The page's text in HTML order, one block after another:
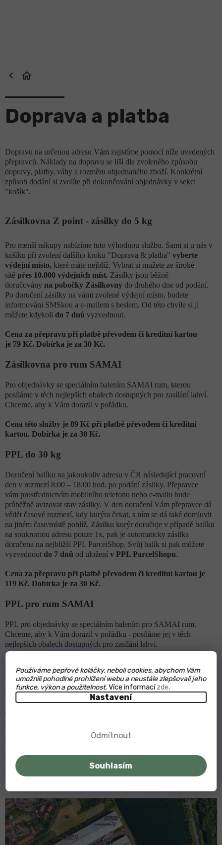
Používáme pepřové koláčky, neboli cookies, abychom Vám
umožnili pohodlné prohlížení webu a neustále zlepšovali jeho
funkce, výkon a použitelnost.Více informacízde.
Nastavení
Odmítnout
Souhlasím
Doprava a platba
Dopravu na určenou adresu Vám zajistíme pomocí níže uvedených
přepravců. Náklady na dopravu se liší dle zvoleného způsobu
dopravy, platby, váhy a rozměru objednaného zboží. Konkrétní
způsob dodání si zvolíte při dokončování objednávky v sekci
"košík".
Zásilkovna Z point - zásilky do 5 kg
Pro menší nákupy nabízíme tuto výhodnou službu. Sami si u nás v
košíku při zvolení dalšího kroku "Doprava & platba" vyberte
výdejní místo, které máte nejblíž. Vybrat si mužete ze široké
sítě přes 10.000 výdejních míst. Zásilky jsou běžně
doručovány na pobočky Zásilkovny do druhého dne od podání.
Po doručení zásilky na vámi zvolené výdejní místo, budete
informováni SMSkou a e-mailem s heslem. Od této chvíle si ji
můžete kdykoli do 7 dnů vyzvednout.
Cena za přepravu při platbě převodem či kreditní kartou
je 79 Kč. Dobírka je za 30 Kč.
Zásilkovna pro rum SAMAI
Pro objednávky se speciálním balením SAMAI rum, kterou
posíláme v těch nejlepších obalech dostupných pro zasílání lahví.
Chceme, aby k Vám dorazil v pořádku.
Cena této služby je 89 Kč při platbě převodem či kreditní
kartou. Dobírka je za 30 Kč.
PPL do 30 kg
Doručení balíku na jakoukoliv adresu v ČR následující pracovní
den v rozmezí 8:00 – 18:00 hod. po podání zásilky. Přepravce
vám prostřednictvím mobilního telefonu nebo e-mailu bude
průběžně avizovat stav zásilky. V den doručení Vám přepravce dá
vědět časové rozmezí, kdy kurýra čekat, s ním se dá také domluvit
na jiném čase/místě poblíž. Zásilku kurýr doručuje v případě balíku
na soukromou adresu pouze 1x, pak je automaticky zásilka
doručena na nejbližší PPL ParcelShop. Svůj balík si pak můžete
vyzvednout do 7 dnů od uložení v PPL ParcelShopu.
Cena za přepravu při platbě převodem či kreditní kartou je
119 Kč. Dobírka je za 30 Kč.
PPL pro rum SAMAI
PPL pro objednávky se speciálním balením pro SAMAI rum.
Chceme, aby k Vám dorazil v pořádku - posíláme jej v těch
nejlepších obalech dostupných pro zasílání lahví.
kartou. Dobírka je za 30 Kč.
Osobní odběr
INTERNATIONAL. Mapu vGoogle Maps
vyzvednutím
nebo převodem, platba v hotovosti na místě není možná! Před
vyzvednutím se prosím dohodněte na času Vašeho příjezdu se
skladníkem, aby vše proběhlo i pro Vás rychle a